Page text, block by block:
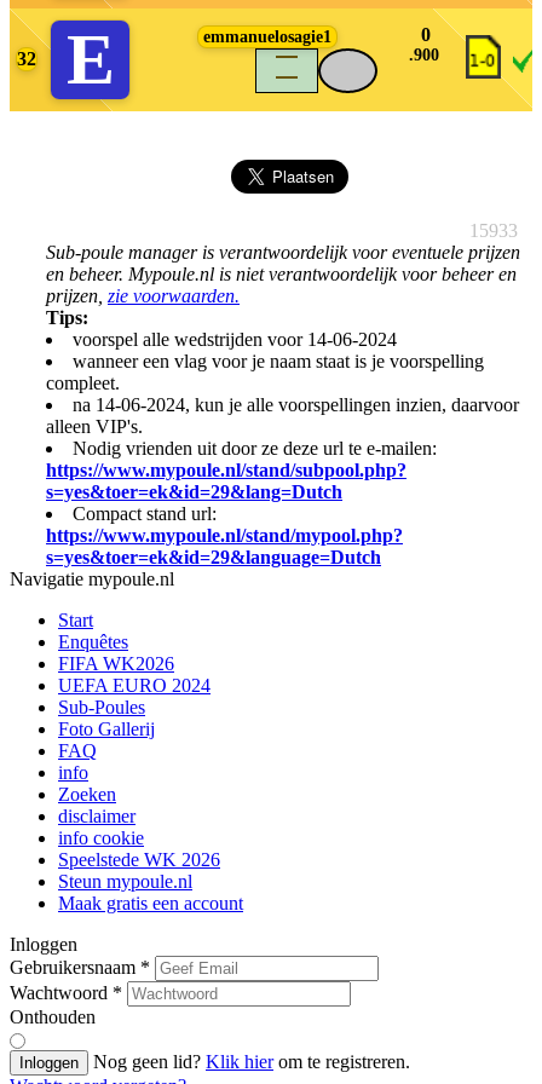
32 E emmanuelosagie1
density_large
0
.900
15933
Sub-poule manager is verantwoordelijk voor eventuele prijzen
en beheer. Mypoule.nl is niet verantwoordelijk voor beheer en
prijzen, zie voorwaarden.
Tips:
voorspel alle wedstrijden voor 14-06-2024
wanneer een vlag voor je naam staat is je voorspelling
compleet.
na 14-06-2024, kun je alle voorspellingen inzien, daarvoor
alleen VIP's.
Nodig vrienden uit door ze deze url te e-mailen:
https://www.mypoule.nl/stand/subpool.php?
s=yes&toer=ek&id=29&lang=Dutch
Compact stand url:
https://www.mypoule.nl/stand/mypool.php?
s=yes&toer=ek&id=29&language=Dutch
Navigatie mypoule.nl
Start
Enquêtes
FIFA WK2026
UEFA EURO 2024
Sub-Poules
Foto Gallerij
FAQ
info
Zoeken
disclaimer
info cookie
Speelstede WK 2026
Steun mypoule.nl
Maak gratis een account
Inloggen
Gebruikersnaam *
Wachtwoord *
Onthouden
Inloggen Nog geen lid? Klik hierom te registreren.